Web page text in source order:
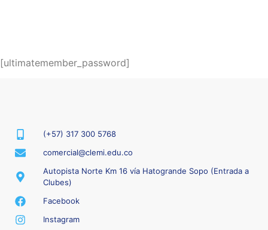
[ultimatemember_password]
(+57) 317 300 5768
comercial@clemi.edu.co
Autopista Norte Km 16 vía Hatogrande Sopo (Entrada a
Clubes)
Facebook
Instagram